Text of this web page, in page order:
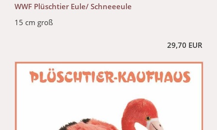
WWF Plüschtier Eule/ Schneeeule
15 cm groß
29,70 EUR